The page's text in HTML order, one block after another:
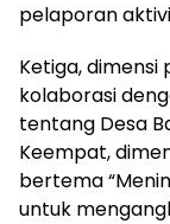
pelaporan
Ketiga,
kolaborasi
tentang Desa
Keempat,
bertema
untuk